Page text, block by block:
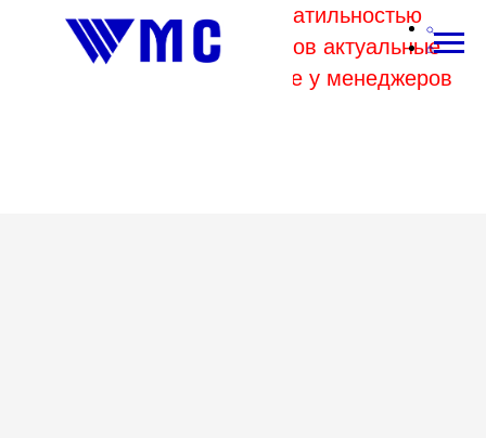
В связи с высокой волатильностью
отпускных цен комбинатов актуальные
цены на металл уточняйте у менеджеров